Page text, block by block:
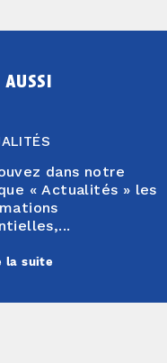
dans notre
« Actualités » les
la suite